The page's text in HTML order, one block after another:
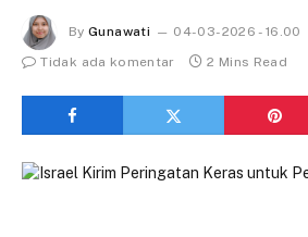
By Gunawati
04-03-2026 - 16.00
Tidak ada komentar
2 Mins Read